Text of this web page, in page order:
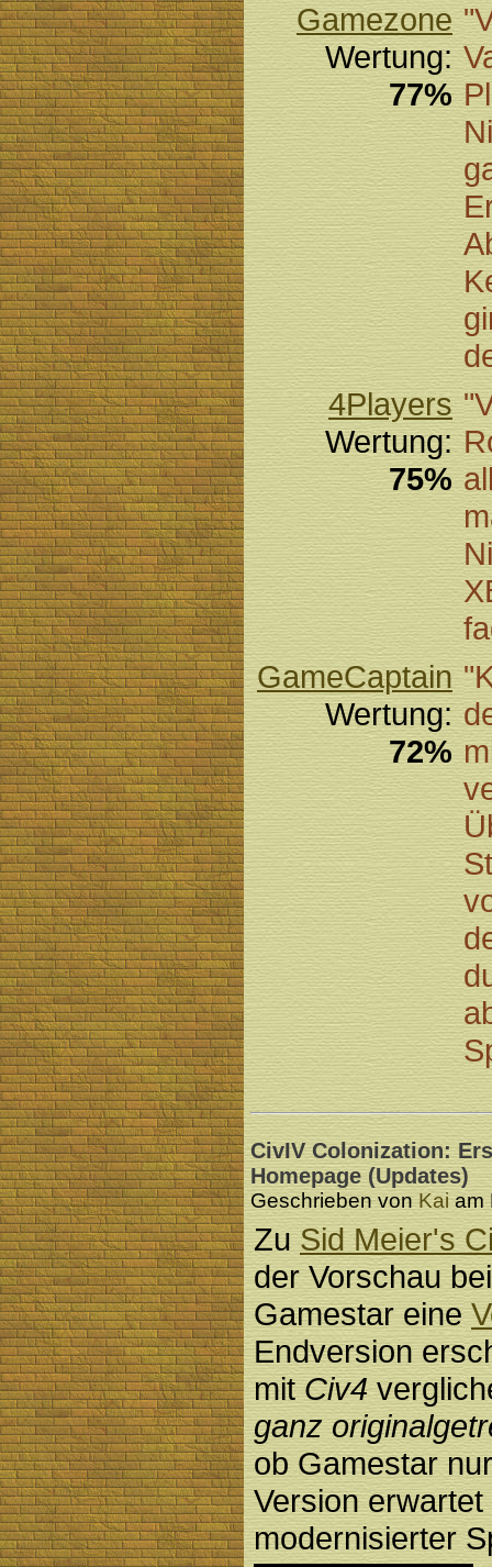
Gamezone
Wertung:
77%
4Players
Wertung:
75%
GameCaptain
Wertung:
72%
CivIV Colonization:
Homepage (Updates)
Geschrieben vonKaiam
Zu Sid Meier's
der Vorschau
Gamestar eine
Endversion
mitCiv4
ganz
ob Gamestar
Version
modernisierter